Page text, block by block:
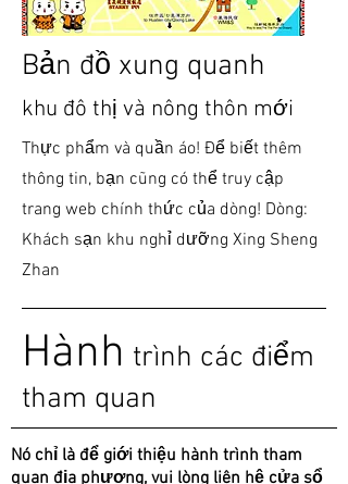
Bản đồ xung quanh
khu đô thị và nông thôn mới
Thực phẩm và quần áo! Để biết thêm
thông tin, bạn cũng có thể truy cập
trang web chính thức của dòng! Dòng:
Khách sạn khu nghỉ dưỡng Xing Sheng
Zhan
Hành trình các điểm
tham quan
​Nó chỉ là để giới thiệu hành trình tham
quan địa phương, vui lòng liên hệ cửa sổ